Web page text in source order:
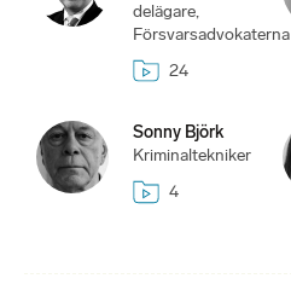
delägare,
Försvarsadvokaterna
24
Sonny Björk
Kriminaltekniker
4